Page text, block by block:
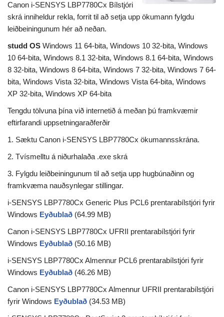
Canon i-SENSYS LBP7780Cx Bílstjóri
skrá inniheldur rekla, forrit til að setja upp ökumann fylgdu
leiðbeiningunum hér að neðan.
studd OS Windows 11 64-bita, Windows 10 32-bita, Windows
10 64-bita, Windows 8.1 32-bita, Windows 8.1 64-bita, Windows
8 32-bita, Windows 8 64-bita, Windows 7 32-bita, Windows 7 64-
bita, Windows Vista 32-bita, Windows Vista 64-bita, Windows
XP 32-bita, Windows XP 64-bita
Tengdu tölvuna þína við internetið á meðan þú framkvæmir
eftirfarandi uppsetningaraðferðir
1. Sæktu Canon i-SENSYS LBP7780Cx ökumannsskrána.
2. Tvísmelltu á niðurhalaða .exe skrá
3. Fylgdu leiðbeiningunum til að setja upp hugbúnaðinn og
framkvæma nauðsynlegar stillingar.
i-SENSYS LBP7780Cx Generic Plus PCL6 prentarabílstjóri fyrir
Windows Eyðublað (64.99 MB)
Canon i-SENSYS LBP7780Cx UFRII prentarabílstjóri fyrir
Windows Eyðublað (50.16 MB)
i-SENSYS LBP7780Cx Almennur PCL6 prentarabílstjóri fyrir
Windows Eyðublað (46.26 MB)
Canon i-SENSYS LBP7780Cx Almennur UFRII prentarabílstjóri
fyrir Windows Eyðublað (34.53 MB)